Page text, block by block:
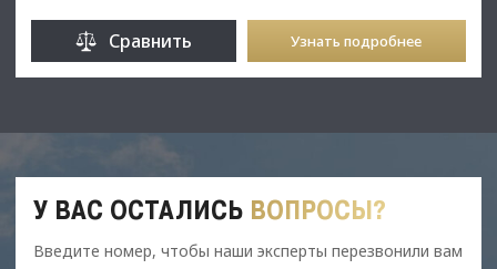
Сравнить Узнать подробнее
У ВАС ОСТАЛИСЬ ВОПРОСЫ?
Введите номер, чтобы наши эксперты перезвонили вам